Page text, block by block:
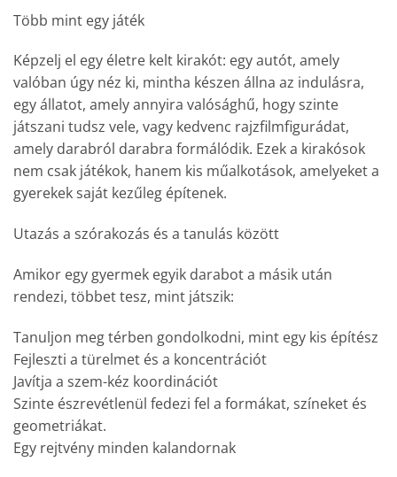
Több mint egy játék
Képzelj el egy életre kelt kirakót: egy autót, amely
valóban úgy néz ki, mintha készen állna az indulásra,
egy állatot, amely annyira valósághű, hogy szinte
játszani tudsz vele, vagy kedvenc rajzfilmfigurádat,
amely darabról darabra formálódik. Ezek a kirakósok
nem csak játékok, hanem kis műalkotások, amelyeket a
gyerekek saját kezűleg építenek.
Utazás a szórakozás és a tanulás között
Amikor egy gyermek egyik darabot a másik után
rendezi, többet tesz, mint játszik:
Tanuljon meg térben gondolkodni, mint egy kis építész
Fejleszti a türelmet és a koncentrációt
Javítja a szem-kéz koordinációt
Szinte észrevétlenül fedezi fel a formákat, színeket és
geometriákat.
Egy rejtvény minden kalandornak